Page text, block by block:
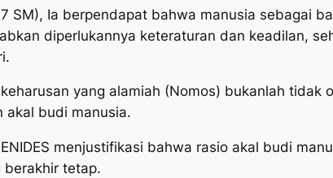
SM), Ia berpendapat bahwa manusia sebagai
diperlukannya keteraturan dan keadilan,
keharusan yang alamiah (Nomos) bukanlah
akal budi manusia.
menjustifikasi bahwa rasio akal budi
berakhir tetap.